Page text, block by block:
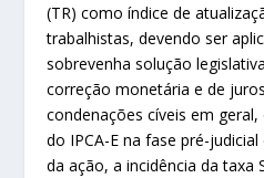
(TR) como índice de
trabalhistas, devendo ser
sobrevenha solução
correção monetária e de
condenações cíveis em
do IPCA-E na fase pré-
da ação, a incidência da taxa